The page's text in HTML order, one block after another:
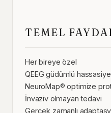
TEMEL
Her bireye özel
QEEG güdümlü
NeuroMap® optimize
İnvaziv olmayan tedavi
Gerçek zamanlı